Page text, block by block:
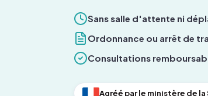
Sans salle d'attente ni
Ordonnance ou arrêt de
Consultations
Agréé par le ministère de la